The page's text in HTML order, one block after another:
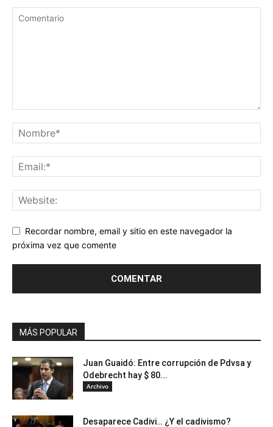
Recordar nombre, email y sitio en este navegador la
próxima vez que comente
MÁS POPULAR
Juan Guaidó: Entre corrupción de Pdvsa y
Odebrecht hay $ 80...
Archivo
Desaparece Cadivi… ¿Y el cadivismo?